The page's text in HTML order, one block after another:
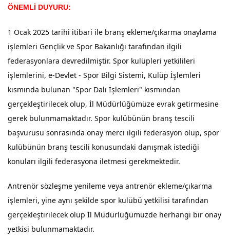
ÖNEMLİ DUYURU:
1 Ocak 2025 tarihi itibari ile branş ekleme/çıkarma onaylama
işlemleri Gençlik ve Spor Bakanlığı tarafından ilgili
federasyonlara devredilmiştir. Spor kulüpleri yetkilileri
işlemlerini, e-Devlet - Spor Bilgi Sistemi, Kulüp İşlemleri
kısmında bulunan "Spor Dalı İşlemleri" kısmından
gerçekleştirilecek olup, İl Müdürlüğümüze evrak getirmesine
gerek bulunmamaktadır. Spor kulübünün branş tescili
başvurusu sonrasında onay merci ilgili federasyon olup, spor
kulübünün branş tescili konusundaki danışmak istediği
konuları ilgili federasyona iletmesi gerekmektedir.
Antrenör sözleşme yenileme veya antrenör ekleme/çıkarma
işlemleri, yine aynı şekilde spor kulübü yetkilisi tarafından
gerçekleştirilecek olup İl Müdürlüğümüzde herhangi bir onay
yetkisi bulunmamaktadır.